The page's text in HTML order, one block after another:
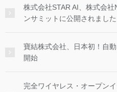
株式会社STAR AI、株式会
ンサミットに公開されました
寶結株式会社、日本初！自
開始
完全ワイヤレス・オープン